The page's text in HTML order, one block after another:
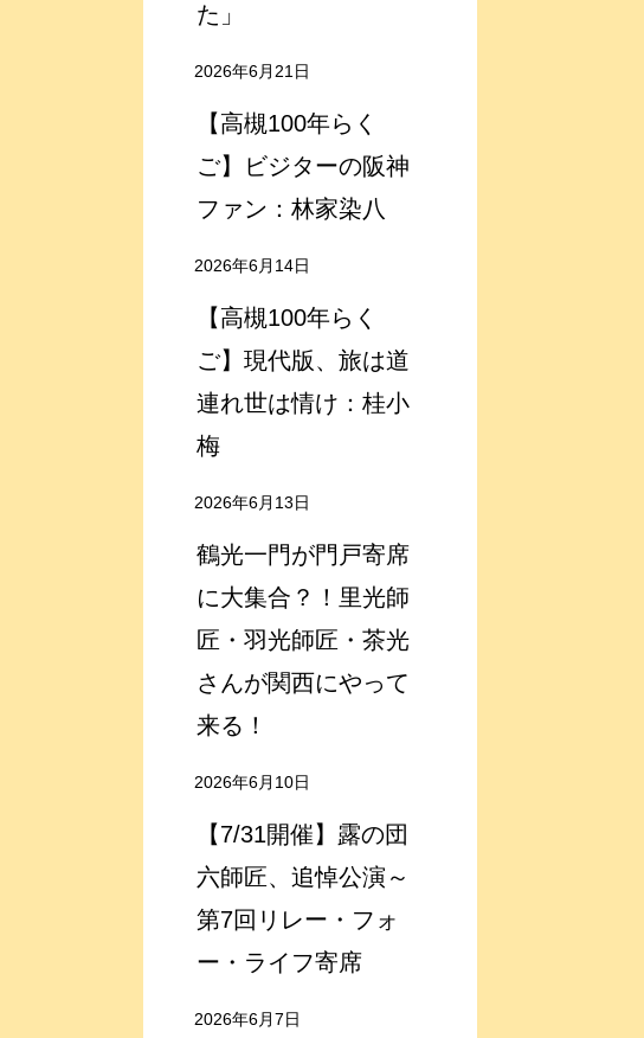
た」
2026年6月21日
【高槻100年らく
ご】ビジターの阪神
ファン：林家染八
2026年6月14日
【高槻100年らく
ご】現代版、旅は道
連れ世は情け：桂小
梅
2026年6月13日
鶴光一門が門戸寄席
に大集合？！里光師
匠・羽光師匠・茶光
さんが関西にやって
来る！
2026年6月10日
【7/31開催】露の団
六師匠、追悼公演～
第7回リレー・フォ
ー・ライフ寄席
2026年6月7日